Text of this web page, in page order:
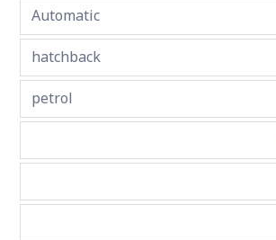
Automatic
hatchback
petrol